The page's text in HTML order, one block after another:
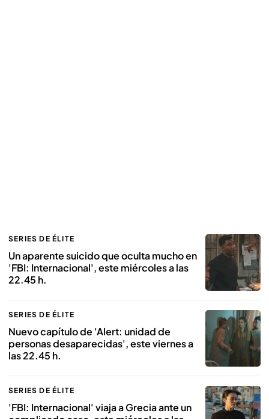
SERIES DE ÉLITE
Un aparente suicido que oculta mucho en
'FBI: Internacional', este miércoles a las
22.45 h.
SERIES DE ÉLITE
Nuevo capítulo de 'Alert: unidad de
personas desaparecidas', este viernes a
las 22.45 h.
SERIES DE ÉLITE
'FBI: Internacional' viaja a Grecia ante un